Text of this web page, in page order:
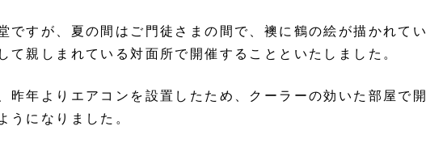
ですが、夏の間はご門徒さまの間で、襖に鶴の絵が描かれて
て親しまれている対面所で開催することといたしました。
昨年よりエアコンを設置したため、クーラーの効いた部屋で
うになりました。